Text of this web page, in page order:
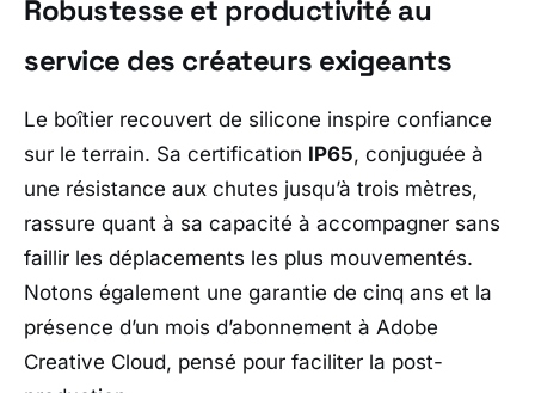
Robustesse et productivité au
service des créateurs exigeants
Le boîtier recouvert de silicone inspire confiance
sur le terrain. Sa certification IP65, conjuguée à
une résistance aux chutes jusqu’à trois mètres,
rassure quant à sa capacité à accompagner sans
faillir les déplacements les plus mouvementés.
Notons également une garantie de cinq ans et la
présence d’un mois d’abonnement à Adobe
Creative Cloud, pensé pour faciliter la post-